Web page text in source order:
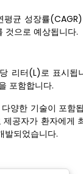
균 성장률
것으로 예상됩니다.
리터(L)로 표시됩
포함합니다.
양한 기술이 포함
공자가 환자에게
발되었습니다.